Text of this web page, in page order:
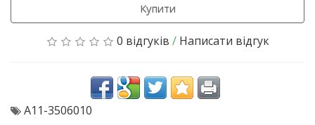
Купити
0 відгуків / Написати відгук
A11-3506010